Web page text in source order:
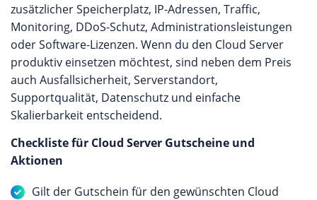
zusätzlicher Speicherplatz, IP-Adressen, Traffic,
Monitoring, DDoS-Schutz, Administrationsleistungen
oder Software-Lizenzen. Wenn du den Cloud Server
produktiv einsetzen möchtest, sind neben dem Preis
auch Ausfallsicherheit, Serverstandort,
Supportqualität, Datenschutz und einfache
Skalierbarkeit entscheidend.
Checkliste für Cloud Server Gutscheine und
Aktionen
Gilt der Gutschein für den gewünschten Cloud